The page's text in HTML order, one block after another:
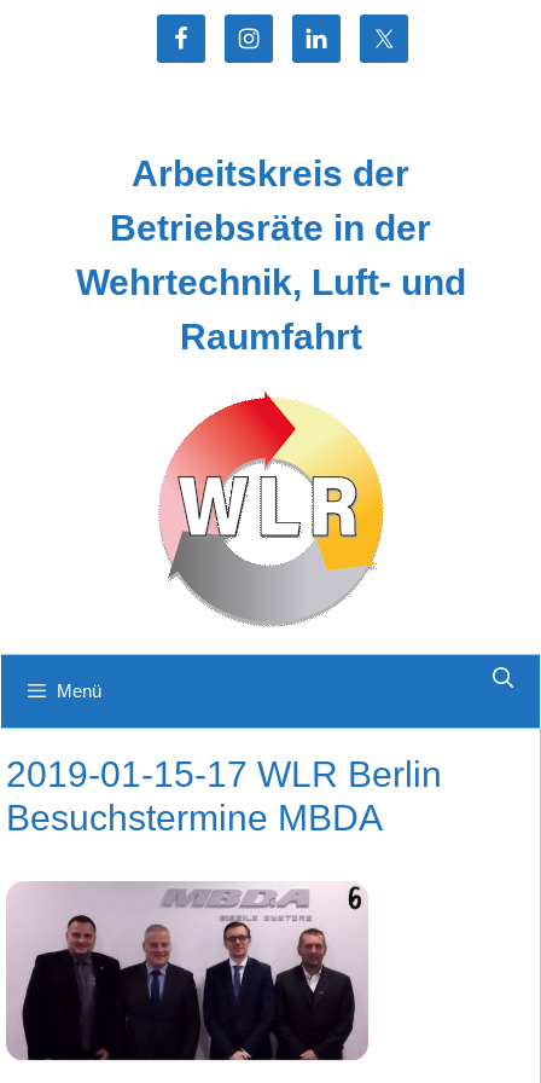
Arbeitskreis der
Betriebsräte in der
Wehrtechnik, Luft- und
Raumfahrt
Menü
2019-01-15-17 WLR Berlin
Besuchstermine MBDA